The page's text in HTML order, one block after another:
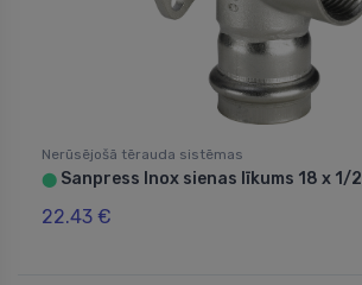
Nerūsējošā tērauda sistēmas
⬤ Sanpress Inox sienas līkums 18 x 1/2
22.43 €